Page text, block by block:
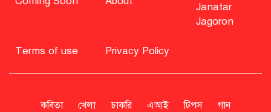
বিএনপি নিয়ে জামায়াতের মন্তব্যে
এনসিপি
Janatar
Jagoron
Terms of use Privacy Policy
কবিতা খেলা চাকরি এআই টিপস
গান